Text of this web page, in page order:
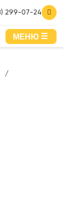
299-07-24
МЕНЮ